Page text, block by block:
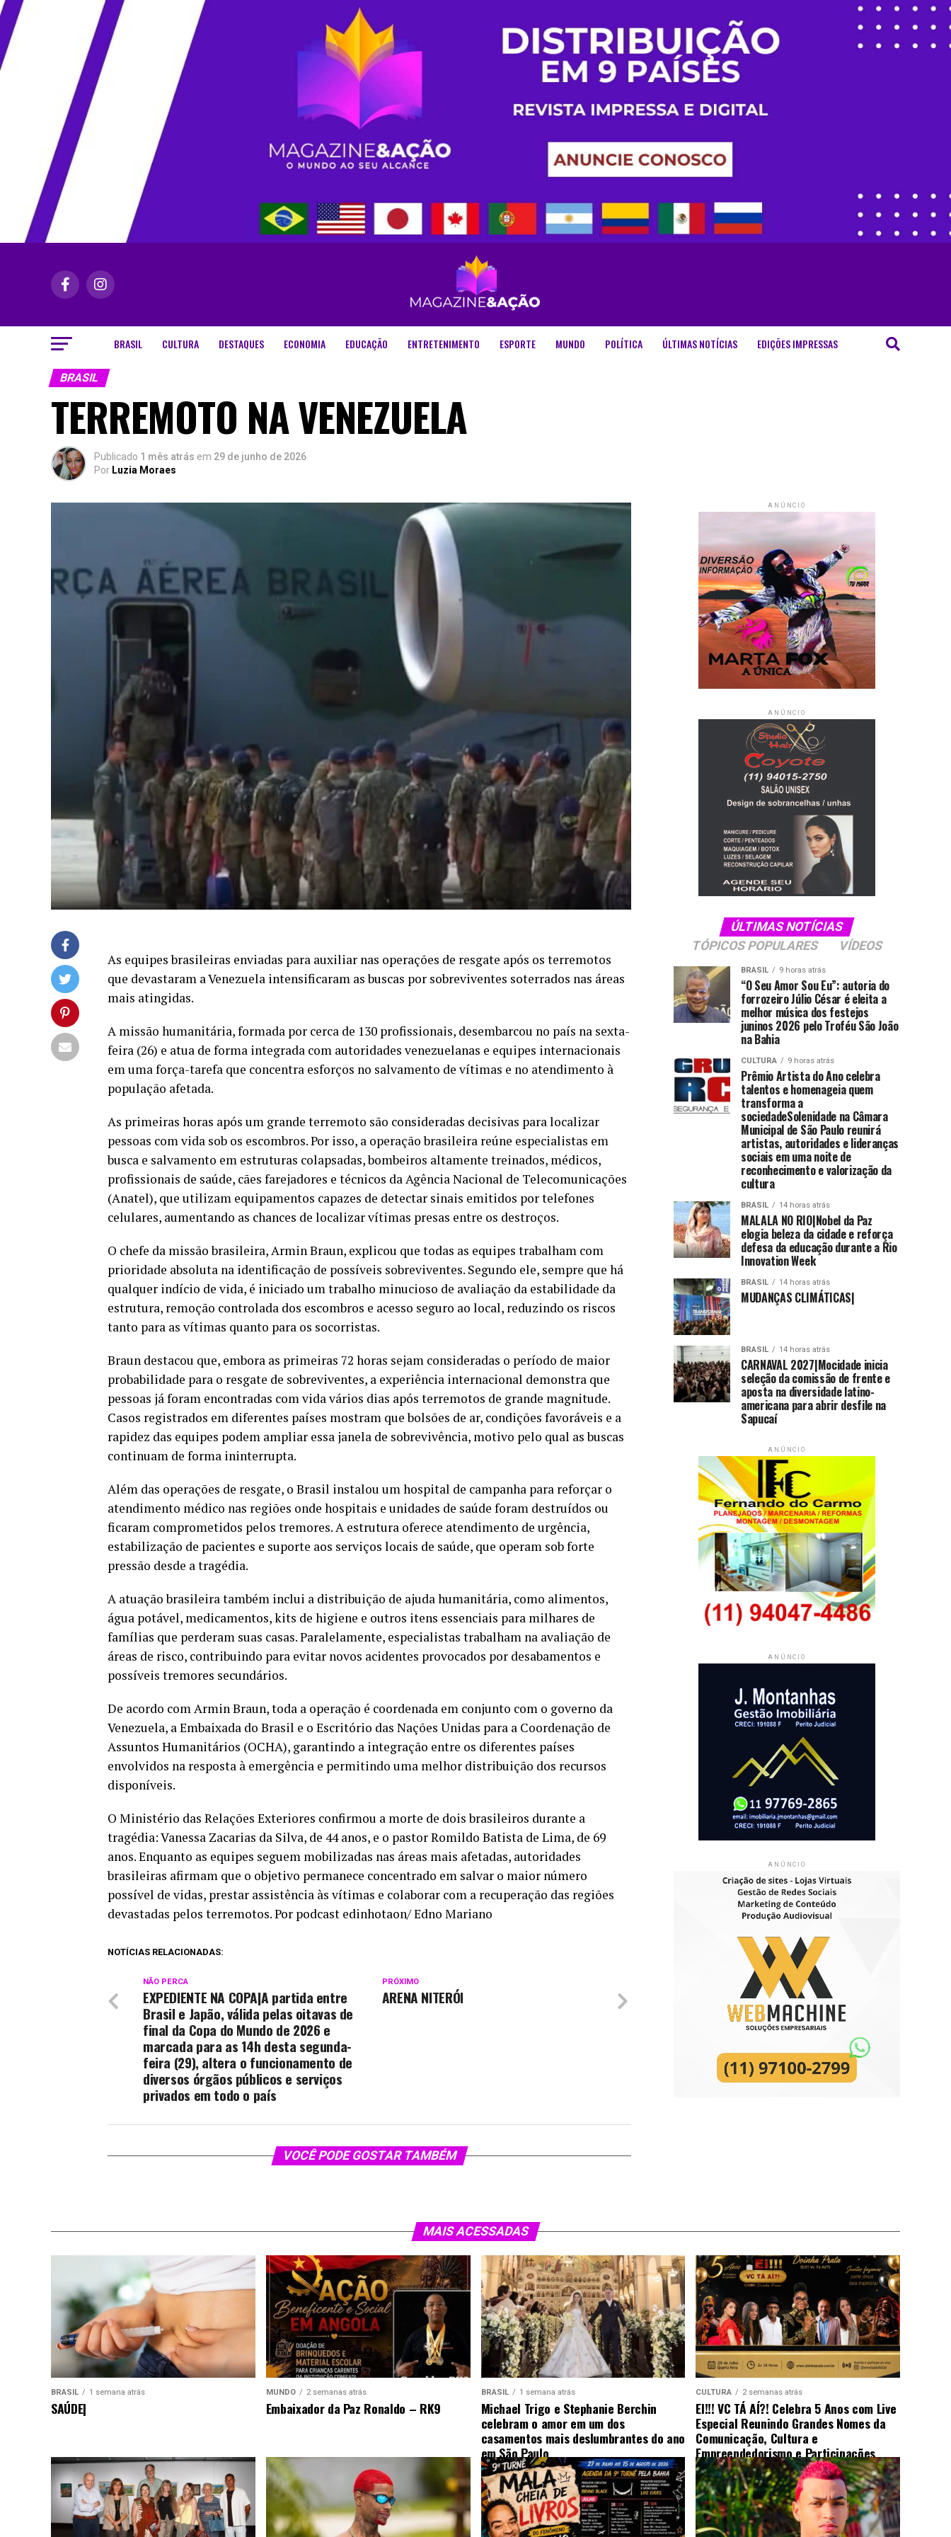
BRASIL CULTURA DESTAQUES ECONOMIA EDUCAÇÃO ENTRETENIMENTO ESPORTE MUNDO POLÍTICA ÚLTIMAS NOTÍCIAS EDIÇÕES IMPRESSAS
BRASIL
TERREMOTO NA VENEZUELA
Publicado 1 mês atrás em 29 de junho de 2026
Por Luzia Moraes
As equipes brasileiras enviadas para auxiliar nas operações de resgate após os terremotos
que devastaram a Venezuela intensificaram as buscas por sobreviventes soterrados nas áreas
mais atingidas.
A missão humanitária, formada por cerca de 130 profissionais, desembarcou no país na sexta-
feira (26) e atua de forma integrada com autoridades venezuelanas e equipes internacionais
em uma força-tarefa que concentra esforços no salvamento de vítimas e no atendimento à
população afetada.
As primeiras horas após um grande terremoto são consideradas decisivas para localizar
pessoas com vida sob os escombros. Por isso, a operação brasileira reúne especialistas em
busca e salvamento em estruturas colapsadas, bombeiros altamente treinados, médicos,
profissionais de saúde, cães farejadores e técnicos da Agência Nacional de Telecomunicações
(Anatel), que utilizam equipamentos capazes de detectar sinais emitidos por telefones
celulares, aumentando as chances de localizar vítimas presas entre os destroços.
O chefe da missão brasileira, Armin Braun, explicou que todas as equipes trabalham com
prioridade absoluta na identificação de possíveis sobreviventes. Segundo ele, sempre que há
qualquer indício de vida, é iniciado um trabalho minucioso de avaliação da estabilidade da
estrutura, remoção controlada dos escombros e acesso seguro ao local, reduzindo os riscos
tanto para as vítimas quanto para os socorristas.
Braun destacou que, embora as primeiras 72 horas sejam consideradas o período de maior
probabilidade para o resgate de sobreviventes, a experiência internacional demonstra que
pessoas já foram encontradas com vida vários dias após terremotos de grande magnitude.
Casos registrados em diferentes países mostram que bolsões de ar, condições favoráveis e a
rapidez das equipes podem ampliar essa janela de sobrevivência, motivo pelo qual as buscas
continuam de forma ininterrupta.
Além das operações de resgate, o Brasil instalou um hospital de campanha para reforçar o
atendimento médico nas regiões onde hospitais e unidades de saúde foram destruídos ou
ficaram comprometidos pelos tremores. A estrutura oferece atendimento de urgência,
estabilização de pacientes e suporte aos serviços locais de saúde, que operam sob forte
pressão desde a tragédia.
A atuação brasileira também inclui a distribuição de ajuda humanitária, como alimentos,
água potável, medicamentos, kits de higiene e outros itens essenciais para milhares de
famílias que perderam suas casas. Paralelamente, especialistas trabalham na avaliação de
áreas de risco, contribuindo para evitar novos acidentes provocados por desabamentos e
possíveis tremores secundários.
De acordo com Armin Braun, toda a operação é coordenada em conjunto com o governo da
Venezuela, a Embaixada do Brasil e o Escritório das Nações Unidas para a Coordenação de
Assuntos Humanitários (OCHA), garantindo a integração entre os diferentes países
envolvidos na resposta à emergência e permitindo uma melhor distribuição dos recursos
disponíveis.
O Ministério das Relações Exteriores confirmou a morte de dois brasileiros durante a
tragédia: Vanessa Zacarias da Silva, de 44 anos, e o pastor Romildo Batista de Lima, de 69
anos. Enquanto as equipes seguem mobilizadas nas áreas mais afetadas, autoridades
brasileiras afirmam que o objetivo permanece concentrado em salvar o maior número
possível de vidas, prestar assistência às vítimas e colaborar com a recuperação das regiões
devastadas pelos terremotos. Por podcast edinhotaon/ Edno Mariano
NOTÍCIAS RELACIONADAS:
PRÓXIMO
ARENA NITERÓI
NÃO PERCA
EXPEDIENTE NA COPA|A partida entre
Brasil e Japão, válida pelas oitavas de
final da Copa do Mundo de 2026 e
marcada para as 14h desta segunda-
feira (29), altera o funcionamento de
diversos órgãos públicos e serviços
privados em todo o país
VOCÊ PODE GOSTAR TAMBÉM
ANÚNCIO
ANÚNCIO
ÚLTIMAS NOTÍCIAS
TÓPICOS POPULARES
VÍDEOS
BRASIL 9 horas atrás
“O Seu Amor Sou Eu”: autoria do
forrozeiro Júlio César é eleita a
melhor música dos festejos
juninos 2026 pelo Troféu São João
na Bahia
CULTURA 9 horas atrás
Prêmio Artista do Ano celebra
talentos e homenageia quem
transforma a
sociedadeSolenidade na Câmara
Municipal de São Paulo reunirá
artistas, autoridades e lideranças
sociais em uma noite de
reconhecimento e valorização da
cultura
BRASIL 14 horas atrás
MALALA NO RIO|Nobel da Paz
elogia beleza da cidade e reforça
defesa da educação durante a Rio
Innovation Week
BRASIL 14 horas atrás
MUDANÇAS CLIMÁTICAS|
BRASIL 14 horas atrás
CARNAVAL 2027|Mocidade inicia
seleção da comissão de frente e
aposta na diversidade latino-
americana para abrir desfile na
Sapucaí
ANÚNCIO
ANÚNCIO
ANÚNCIO
MAIS ACESSADAS
BRASIL 1 semana atrás
SAÚDE|
MUNDO 2 semanas atrás
Embaixador da Paz Ronaldo – RK9
BRASIL 1 semana atrás
Michael Trigo e Stephanie Berchin
celebram o amor em um dos
casamentos mais deslumbrantes do ano
em São Paulo
CULTURA 2 semanas atrás
EI!!! VC TÁ AÍ?! Celebra 5 Anos com Live
Especial Reunindo Grandes Nomes da
Comunicação, Cultura e
Empreendedorismo e Participações
Surpresa